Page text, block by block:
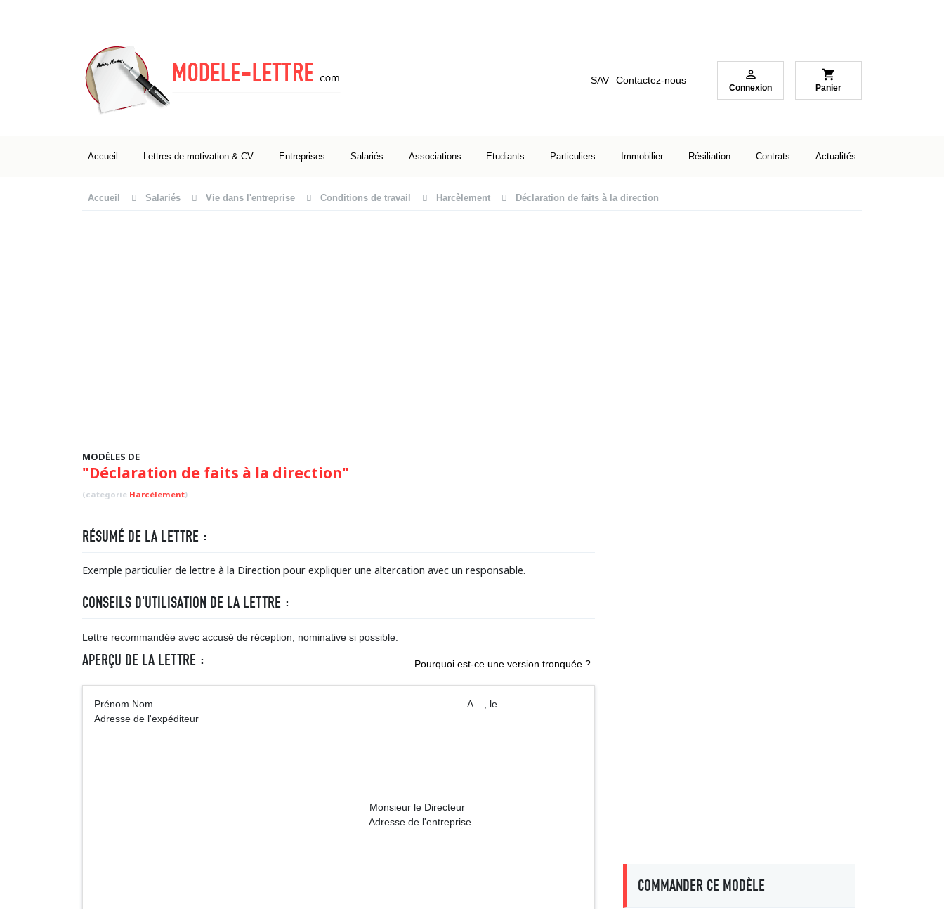
SAV Contactez-nous 
Connexion
shopping_cart
Panier
Accueil Lettres de motivation & CV Entreprises Salariés Associations Etudiants Particuliers Immobilier Résiliation Contrats Actualités
Accueil Salariés Vie dans l'entreprise Conditions de travail Harcèlement Déclaration de faits à la direction
MODÈLES DE
"Déclaration de faits à la direction"
(categorie Harcèlement)
RÉSUMÉ DE LA LETTRE :
Exemple particulier de lettre à la Direction pour expliquer une altercation avec un responsable.
CONSEILS D'UTILISATION DE LA LETTRE :
Lettre recommandée avec accusé de réception, nominative si possible.
APERÇU DE LA LETTRE : Pourquoi est-ce une version tronquée ?
Prénom Nom A ..., le ...
Adresse de l'expéditeur
Monsieur le Directeur
Adresse de l'entreprise
COMMANDER CE MODÈLE